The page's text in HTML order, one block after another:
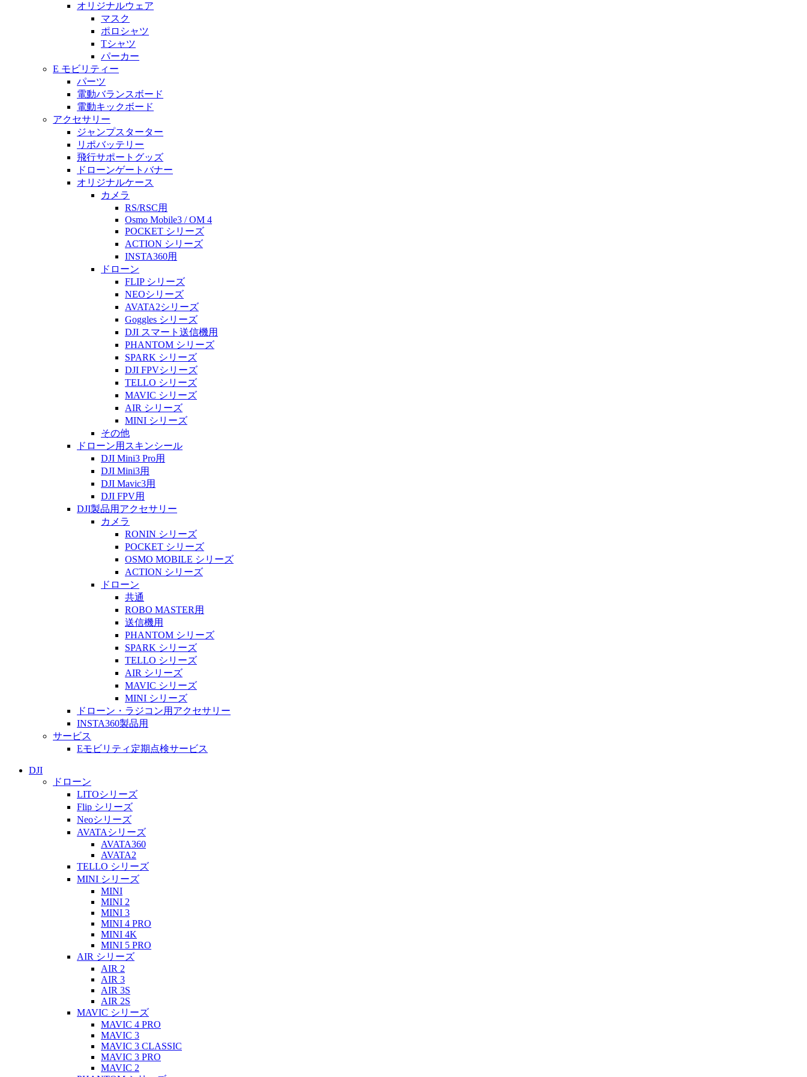
オリジナルウェア
マスク
ポロシャツ
Tシャツ
パーカー
E モビリティー
パーツ
電動バランスボード
電動キックボード
アクセサリー
ジャンプスターター
リポバッテリー
飛行サポートグッズ
ドローンゲートバナー
オリジナルケース
カメラ
RS/RSC用
Osmo Mobile3 / OM 4
POCKET シリーズ
ACTION シリーズ
INSTA360用
ドローン
FLIP シリーズ
NEOシリーズ
AVATA2シリーズ
Goggles シリーズ
DJI スマート送信機用
PHANTOM シリーズ
SPARK シリーズ
DJI FPVシリーズ
TELLO シリーズ
MAVIC シリーズ
AIR シリーズ
MINI シリーズ
その他
ドローン用スキンシール
DJI Mini3 Pro用
DJI Mini3用
DJI Mavic3用
DJI FPV用
DJI製品用アクセサリー
カメラ
RONIN シリーズ
POCKET シリーズ
OSMO MOBILE シリーズ
ACTION シリーズ
ドローン
共通
ROBO MASTER用
送信機用
PHANTOM シリーズ
SPARK シリーズ
TELLO シリーズ
AIR シリーズ
MAVIC シリーズ
MINI シリーズ
ドローン・ラジコン用アクセサリー
INSTA360製品用
サービス
Eモビリティ定期点検サービス
DJI
ドローン
LITOシリーズ
Flip シリーズ
Neoシリーズ
AVATAシリーズ
AVATA360
AVATA2
TELLO シリーズ
MINI シリーズ
MINI
MINI 2
MINI 3
MINI 4 PRO
MINI 4K
MINI 5 PRO
AIR シリーズ
AIR 2
AIR 3
AIR 3S
AIR 2S
MAVIC シリーズ
MAVIC 4 PRO
MAVIC 3
MAVIC 3 CLASSIC
MAVIC 3 PRO
MAVIC 2